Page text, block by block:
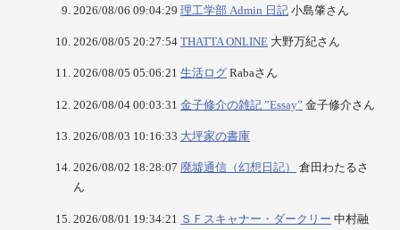
2026/08/06 09:04:29 理工学部 Admin 日記 小島肇さん
2026/08/05 20:27:54 THATTA ONLINE 大野万紀さん
2026/08/05 05:06:21 生活ログ Rabaさん
2026/08/04 00:03:31 金子修介の雑記 ”Essay” 金子修介さん
2026/08/03 10:16:33 大坪家の書庫
2026/08/02 18:28:07 廃墟通信（幻想日記）
倉田わたるさ
ん
2026/08/01 19:34:21 ＳＦスキャナー・ダークリー 中村融